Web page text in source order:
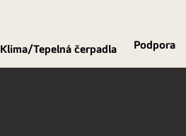
Klima/Tepelná čerpadla Podpora